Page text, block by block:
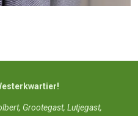
Grootegast, Lutjegast,